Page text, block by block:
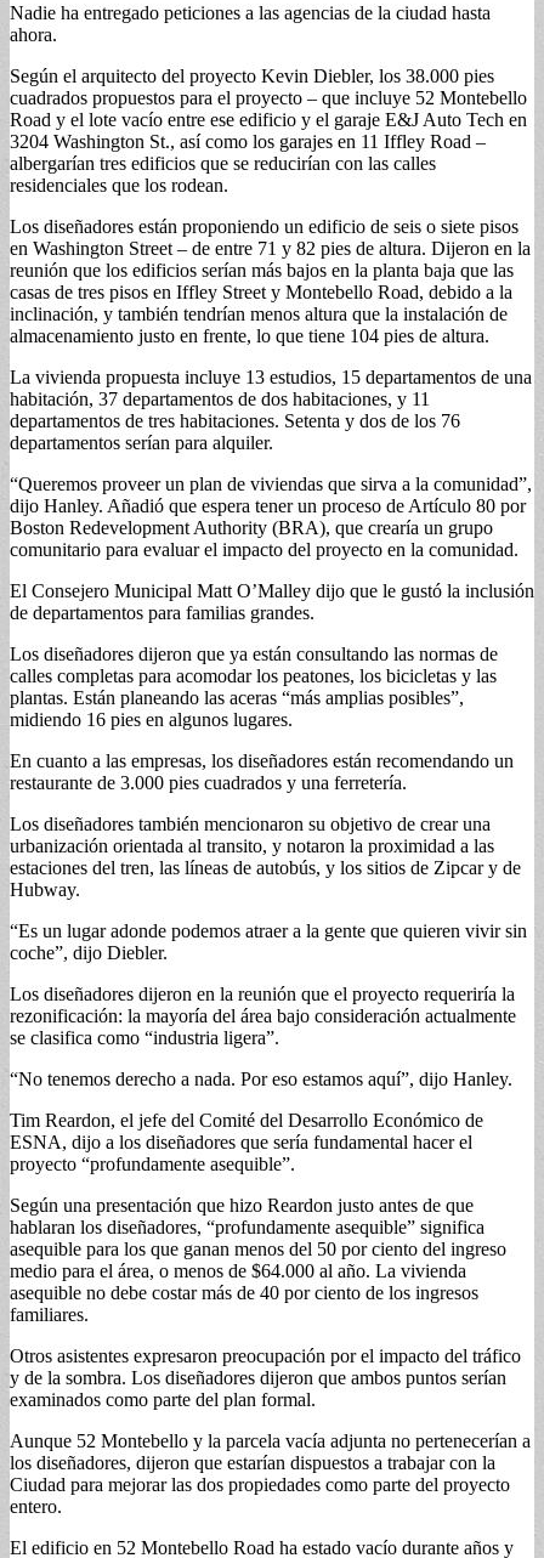
Nadie ha entregado peticiones a las agencias de la ciudad hasta
ahora.
Según el arquitecto del proyecto Kevin Diebler, los 38.000 pies
cuadrados propuestos para el proyecto – que incluye 52 Montebello
Road y el lote vacío entre ese edificio y el garaje E&J Auto Tech en
3204 Washington St., así como los garajes en 11 Iffley Road –
albergarían tres edificios que se reducirían con las calles
residenciales que los rodean.
Los diseñadores están proponiendo un edificio de seis o siete pisos
en Washington Street – de entre 71 y 82 pies de altura. Dijeron en la
reunión que los edificios serían más bajos en la planta baja que las
casas de tres pisos en Iffley Street y Montebello Road, debido a la
inclinación, y también tendrían menos altura que la instalación de
almacenamiento justo en frente, lo que tiene 104 pies de altura.
La vivienda propuesta incluye 13 estudios, 15 departamentos de una
habitación, 37 departamentos de dos habitaciones, y 11
departamentos de tres habitaciones. Setenta y dos de los 76
departamentos serían para alquiler.
“Queremos proveer un plan de viviendas que sirva a la comunidad”,
dijo Hanley. Añadió que espera tener un proceso de Artículo 80 por
Boston Redevelopment Authority (BRA), que crearía un grupo
comunitario para evaluar el impacto del proyecto en la comunidad.
El Consejero Municipal Matt O’Malley dijo que le gustó la inclusión
de departamentos para familias grandes.
Los diseñadores dijeron que ya están consultando las normas de
calles completas para acomodar los peatones, los bicicletas y las
plantas. Están planeando las aceras “más amplias posibles”,
midiendo 16 pies en algunos lugares.
En cuanto a las empresas, los diseñadores están recomendando un
restaurante de 3.000 pies cuadrados y una ferretería.
Los diseñadores también mencionaron su objetivo de crear una
urbanización orientada al transito, y notaron la proximidad a las
estaciones del tren, las líneas de autobús, y los sitios de Zipcar y de
Hubway.
“Es un lugar adonde podemos atraer a la gente que quieren vivir sin
coche”, dijo Diebler.
Los diseñadores dijeron en la reunión que el proyecto requeriría la
rezonificación: la mayoría del área bajo consideración actualmente
se clasifica como “industria ligera”.
“No tenemos derecho a nada. Por eso estamos aquí”, dijo Hanley.
Tim Reardon, el jefe del Comité del Desarrollo Económico de
ESNA, dijo a los diseñadores que sería fundamental hacer el
proyecto “profundamente asequible”.
Según una presentación que hizo Reardon justo antes de que
hablaran los diseñadores, “profundamente asequible” significa
asequible para los que ganan menos del 50 por ciento del ingreso
medio para el área, o menos de $64.000 al año. La vivienda
asequible no debe costar más de 40 por ciento de los ingresos
familiares.
Otros asistentes expresaron preocupación por el impacto del tráfico
y de la sombra. Los diseñadores dijeron que ambos puntos serían
examinados como parte del plan formal.
Aunque 52 Montebello y la parcela vacía adjunta no pertenecerían a
los diseñadores, dijeron que estarían dispuestos a trabajar con la
Ciudad para mejorar las dos propiedades como parte del proyecto
entero.
El edificio en 52 Montebello Road ha estado vacío durante años y